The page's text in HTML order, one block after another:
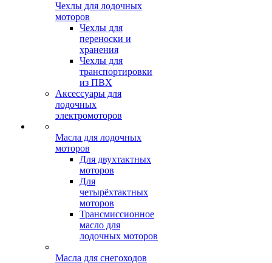
Чехлы для лодочных
моторов
Чехлы для
переноски и
хранения
Чехлы для
транспортировки
из ПВХ
Аксессуары для
лодочных
электромоторов
Масла для лодочных
моторов
Для двухтактных
моторов
Для
четырёхтактных
моторов
Трансмиссионное
масло для
лодочных моторов
Масла для снегоходов